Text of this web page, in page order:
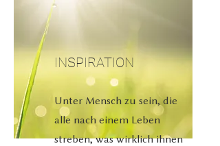
INSPIRATION
Unter Mensch zu sein, die
alle nach einem Leben
streben, was wirklich ihnen